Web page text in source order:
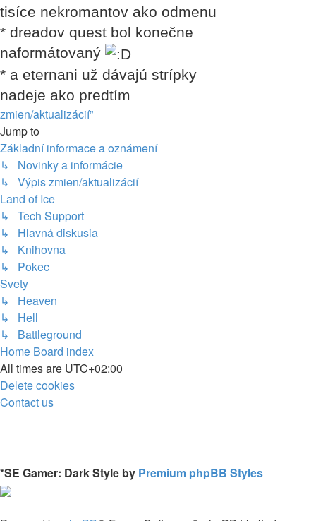
tisíce nekromantov ako odmenu
* dreadov quest bol konečne
naformátovaný
* a eternani už dávajú strípky
nadeje ako predtím
zmien/aktualizácií”
Jump to
Základní informace a oznámení
↳ Novinky a informácie
↳ Výpis zmien/aktualizácií
Land of Ice
↳ Tech Support
↳ Hlavná diskusia
↳ Knihovna
↳ Pokec
Svety
↳ Heaven
↳ Hell
↳ Battleground
Home Board index
All times are UTC+02:00
Delete cookies
Contact us
*SE Gamer: Dark Style by Premium phpBB Styles